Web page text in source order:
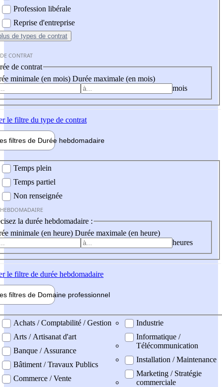
Profession libérale
Reprise d'entreprise
de types de contrat
CONTRAT
de contrat
minimale (en mois) Durée maximale (en mois)
mois
le filtre du type de contrat
filtres de Durée hebdomadaire
Temps plein
Temps partiel
Non renseignée
la durée hebdomadaire :
minimale (en heure) Durée maximale (en heure)
heures
le filtre de durée hebdomadaire
filtres de Domaine professionnel
professionel
Achats / Comptabilité / Gestion
Arts / Artisanat d'art
Banque / Assurance
Bâtiment / Travaux Publics
Commerce / Vente
Industrie
Informatique /
Télécommunication
Installation / Maintenance
Marketing / Stratégie
commerciale